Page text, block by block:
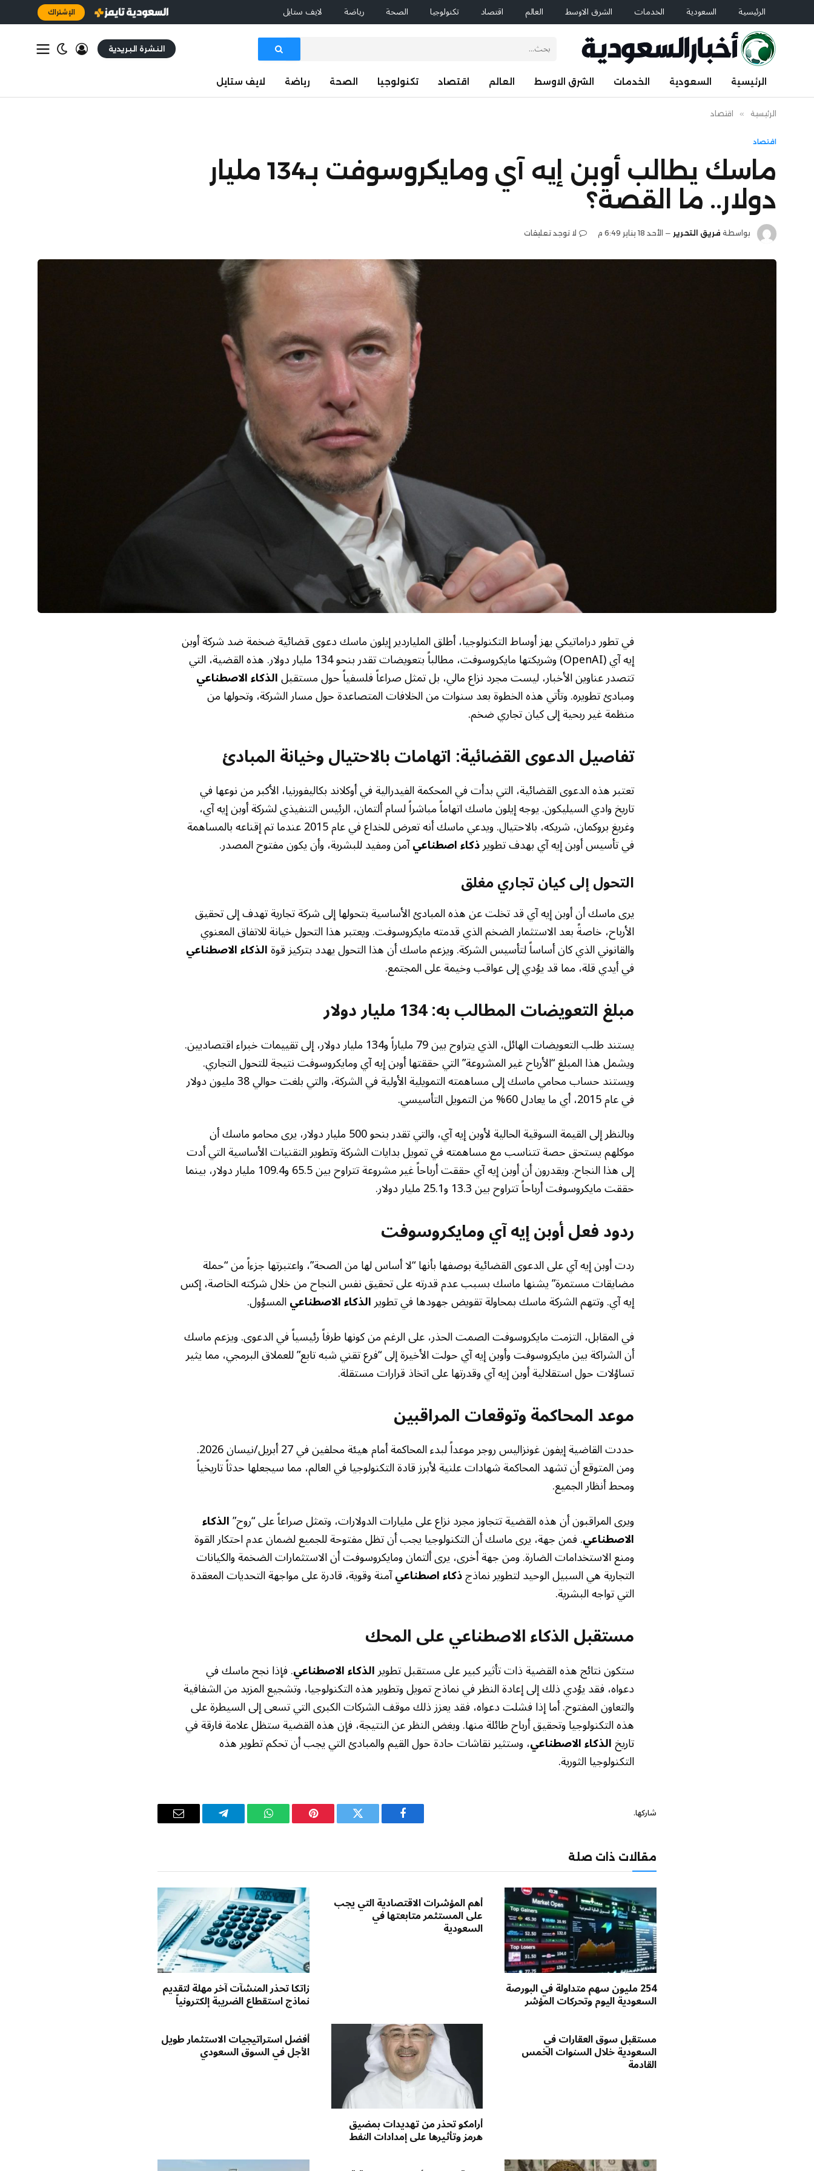
الرئيسية السعودية الخدمات الشرق الاوسط العالم اقتصاد تكنولوجيا الصحة رياضة لايف ستايل الإشتراك
النشرة البريدية
الرئيسية السعودية الخدمات الشرق الاوسط العالم اقتصاد تكنولوجيا الصحة رياضة لايف ستايل
الرئيسية » اقتصاد
اقتصاد
ماسك يطالب أوبن إيه آي ومايكروسوفت بـ134 مليار
دولار.. ما القصة؟
بواسطة فريق التحرير الأحد 18 يناير 6:49 م لا توجد تعليقات
في تطور دراماتيكي يهز أوساط التكنولوجيا، أطلق الملياردير إيلون ماسك دعوى قضائية ضخمة ضد شركة أوبن
إيه آي (OpenAI) وشريكتها مايكروسوفت، مطالباً بتعويضات تقدر بنحو 134 مليار دولار. هذه القضية، التي
تتصدر عناوين الأخبار، ليست مجرد نزاع مالي، بل تمثل صراعاً فلسفياً حول مستقبلالذكاء الاصطناعي
ومبادئ تطويره. وتأتي هذه الخطوة بعد سنوات من الخلافات المتصاعدة حول مسار الشركة، وتحولها من
منظمة غير ربحية إلى كيان تجاري ضخم.
تفاصيل الدعوى القضائية: اتهامات بالاحتيال وخيانة المبادئ
تعتبر هذه الدعوى القضائية، التي بدأت في المحكمة الفيدرالية في أوكلاند بكاليفورنيا، الأكبر من نوعها في
تاريخ وادي السيليكون. يوجه إيلون ماسك اتهاماً مباشراً لسام ألتمان، الرئيس التنفيذي لشركة أوبن إيه آي،
وغريغ بروكمان، شريكه، بالاحتيال. ويدعي ماسك أنه تعرض للخداع في عام 2015 عندما تم إقناعه بالمساهمة
في تأسيس أوبن إيه آي بهدف تطويرذكاء اصطناعيآمن ومفيد للبشرية، وأن يكون مفتوح المصدر.
التحول إلى كيان تجاري مغلق
يرى ماسك أن أوبن إيه آي قد تخلت عن هذه المبادئ الأساسية بتحولها إلى شركة تجارية تهدف إلى تحقيق
الأرباح، خاصةً بعد الاستثمار الضخم الذي قدمته مايكروسوفت. ويعتبر هذا التحول خيانة للاتفاق المعنوي
والقانوني الذي كان أساساً لتأسيس الشركة. ويزعم ماسك أن هذا التحول يهدد بتركيز قوةالذكاء الاصطناعي
في أيدي قلة، مما قد يؤدي إلى عواقب وخيمة على المجتمع.
مبلغ التعويضات المطالب به: 134 مليار دولار
يستند طلب التعويضات الهائل، الذي يتراوح بين 79 ملياراً و134 مليار دولار، إلى تقييمات خبراء اقتصاديين.
ويشمل هذا المبلغ “الأرباح غير المشروعة” التي حققتها أوبن إيه آي ومايكروسوفت نتيجة للتحول التجاري.
ويستند حساب محامي ماسك إلى مساهمته التمويلية الأولية في الشركة، والتي بلغت حوالي 38 مليون دولار
في عام 2015، أي ما يعادل 60% من التمويل التأسيسي.
وبالنظر إلى القيمة السوقية الحالية لأوبن إيه آي، والتي تقدر بنحو 500 مليار دولار، يرى محامو ماسك أن
موكلهم يستحق حصة تتناسب مع مساهمته في تمويل بدايات الشركة وتطوير التقنيات الأساسية التي أدت
إلى هذا النجاح. ويقدرون أن أوبن إيه آي حققت أرباحاً غير مشروعة تتراوح بين 65.5 و109.4 مليار دولار، بينما
حققت مايكروسوفت أرباحاً تتراوح بين 13.3 و25.1 مليار دولار.
ردود فعل أوبن إيه آي ومايكروسوفت
ردت أوبن إيه آي على الدعوى القضائية بوصفها بأنها “لا أساس لها من الصحة”، واعتبرتها جزءاً من “حملة
مضايقات مستمرة” يشنها ماسك بسبب عدم قدرته على تحقيق نفس النجاح من خلال شركته الخاصة، إكس
إيه آي. وتتهم الشركة ماسك بمحاولة تقويض جهودها في تطويرالذكاء الاصطناعيالمسؤول.
في المقابل، التزمت مايكروسوفت الصمت الحذر، على الرغم من كونها طرفاً رئيسياً في الدعوى. ويزعم ماسك
أن الشراكة بين مايكروسوفت وأوبن إيه آي حولت الأخيرة إلى “فرع تقني شبه تابع” للعملاق البرمجي، مما يثير
تساؤلات حول استقلالية أوبن إيه آي وقدرتها على اتخاذ قرارات مستقلة.
موعد المحاكمة وتوقعات المراقبين
حددت القاضية إيفون غونزاليس روجر موعداً لبدء المحاكمة أمام هيئة محلفين في 27 أبريل/نيسان 2026.
ومن المتوقع أن تشهد المحاكمة شهادات علنية لأبرز قادة التكنولوجيا في العالم، مما سيجعلها حدثاً تاريخياً
ومحط أنظار الجميع.
ويرى المراقبون أن هذه القضية تتجاوز مجرد نزاع على مليارات الدولارات، وتمثل صراعاً على “روح”الذكاء
الاصطناعي. فمن جهة، يرى ماسك أن التكنولوجيا يجب أن تظل مفتوحة للجميع لضمان عدم احتكار القوة
ومنع الاستخدامات الضارة. ومن جهة أخرى، يرى ألتمان ومايكروسوفت أن الاستثمارات الضخمة والكيانات
التجارية هي السبيل الوحيد لتطوير نماذجذكاء اصطناعيآمنة وقوية، قادرة على مواجهة التحديات المعقدة
التي تواجه البشرية.
مستقبل الذكاء الاصطناعي على المحك
ستكون نتائج هذه القضية ذات تأثير كبير على مستقبل تطويرالذكاء الاصطناعي. فإذا نجح ماسك في
دعواه، فقد يؤدي ذلك إلى إعادة النظر في نماذج تمويل وتطوير هذه التكنولوجيا، وتشجيع المزيد من الشفافية
والتعاون المفتوح. أما إذا فشلت دعواه، فقد يعزز ذلك موقف الشركات الكبرى التي تسعى إلى السيطرة على
هذه التكنولوجيا وتحقيق أرباح طائلة منها. وبغض النظر عن النتيجة، فإن هذه القضية ستظل علامة فارقة في
تاريخالذكاء الاصطناعي، وستثير نقاشات حادة حول القيم والمبادئ التي يجب أن تحكم تطوير هذه
التكنولوجيا الثورية.
شاركها.
فيسبوك تويتر بينتيريستواتساب تيلقرام
البريد
مقالات ذات صلة
254 مليون سهم متداولة في البورصة
السعودية اليوم وتحركات المؤشر
أهم المؤشرات الاقتصادية التي يجب
على المستثمر متابعتها في
السعودية
زاتكا تحذر المنشآت آخر مهلة لتقديم
نماذج استقطاع الضريبة إلكترونياً
مستقبل سوق العقارات في
السعودية خلال السنوات الخمس
القادمة
أرامكو تحذر من تهديدات بمضيق
هرمز وتأثيرها على إمدادات النفط
أفضل استراتيجيات الاستثمار طويل
الأجل في السوق السعودي